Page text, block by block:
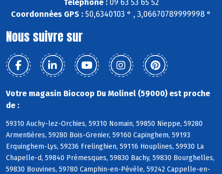
Téléphone :09 63 53 65 52
Coordonnées GPS : 50,6340103 ° , 3,06670789999998 °
Nous suivre sur
Votre magasin Biocoop Du Molinel (59000) est proche
de :
59310 Auchy-lez-Orchies, 59310 Nomain, 59850 Nieppe, 59280
Armentières, 59280 Bois-Grenier, 59160 Capinghem, 59193
Erquinghem-Lys, 59236 Frelinghien, 59116 Houplines, 59930 La
Chapelle-d, 59840 Prémesques, 59830 Bachy, 59830 Bourghelles,
59830 Bouvines, 59780 Camphin-en-Pévèle, 59242 Cappelle-en-